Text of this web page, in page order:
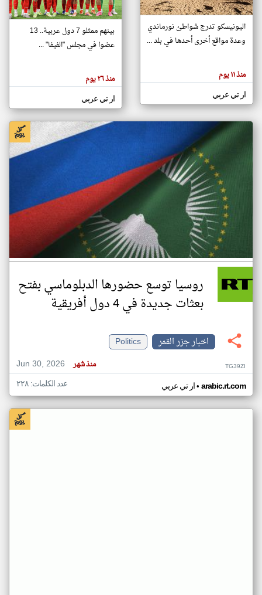
تغيير الدولة
اخبار جزر القمر على مدار الساعة
أهم اخبار جزر القمر العاجلة والمباشرة
هنا عن
وجهة
كاتبيها.
اليونيسكو تدرج شواطئ نورماندي
وعدة مواقع أخرى أحدها في بلد ...
منذ ١١ يوم
ار تي عربي
بينهم ممثلو 7 دول عربية.. 13
عضوا في مجلس "الفيفا" ...
منذ ٢٦ يوم
ار تي عربي
روسيا توسع حضورها الدبلوماسي بفتح
بعثات جديدة في 4 دول أفريقية
اخبار جزر القمر
Politics
Jun 30, 2026
منذ شهر TG39ZI
ار تي عربي• arabic.rt.com عدد الكلمات: ٢٢٨
klyoum.com